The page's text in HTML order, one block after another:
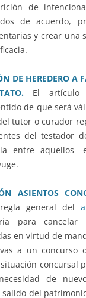
de
de acuerdo,
y crear una
DE HEREDERO A
El artículo
de que será
tutor o curador
del testador
entre aquellos -
ASIENTOS
general del
para cancelar
en virtud de
a un concurso
concursal
de
del